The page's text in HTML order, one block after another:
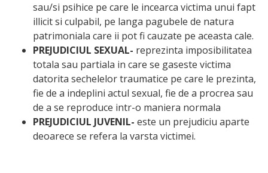
sau/si psihice pe care le incearca victima unui fapt
illicit si culpabil, pe langa pagubele de natura
patrimoniala care ii pot fi cauzate pe aceasta cale.
PREJUDICIUL SEXUAL- reprezinta imposibilitatea
totala sau partiala in care se gaseste victima
datorita sechelelor traumatice pe care le prezinta,
fie de a indeplini actul sexual, fie de a procrea sau
de a se reproduce intr-o maniera normala
PREJUDICIUL JUVENIL- este un prejudiciu aparte
deoarece se refera la varsta victimei.